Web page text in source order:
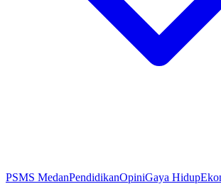
PSMS MedanPendidikanOpiniGaya Hidup